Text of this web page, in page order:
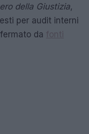
della Giustizia,
per audit interni
da